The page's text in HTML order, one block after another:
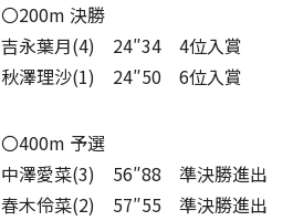
〇200m 決勝
吉永葉月(4) 24″34 4位入賞
秋澤理沙(1) 24″50 6位入賞
〇400m 予選
中澤愛菜(3) 56″88 準決勝進出
春木伶菜(2) 57″55 準決勝進出